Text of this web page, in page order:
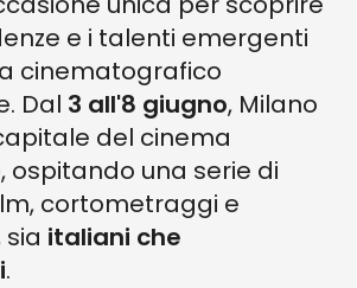
e i talenti emergenti
cinematografico
Dal 3 all'8 giugno, Milano
del cinema
ospitando una serie di
cortometraggi e
italiani che
.